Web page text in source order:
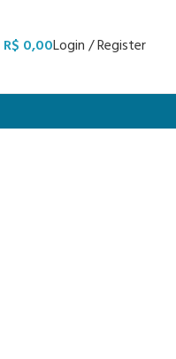
R$ 0,00Login / Register